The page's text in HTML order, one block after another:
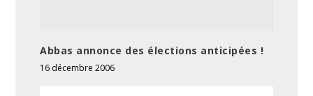
Abbas annonce des élections anticipées !
16 décembre 2006